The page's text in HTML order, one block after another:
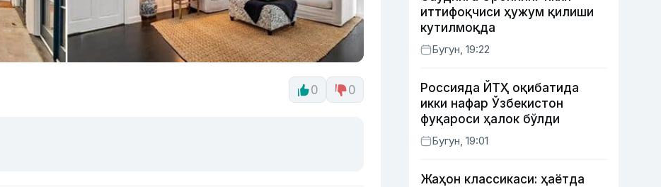
0 0
иттифоқчиси ҳужум қилиши
кутилмоқда
Бугун, 19:22
Россияда ЙТҲ оқибатида
икки нафар Ўзбекистон
фуқароси ҳалок бўлди
Бугун, 19:01
Жаҳон классикаси: ҳаётда